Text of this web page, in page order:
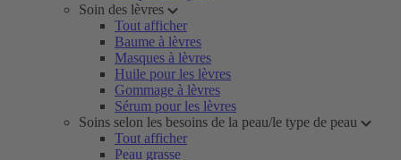
Soin des lèvres
Tout afficher
Baume à lèvres
Masques à lèvres
Huile pour les lèvres
Gommage à lèvres
Sérum pour les lèvres
Soins selon les besoins de la peau/le type de peau
Tout afficher
Peau grasse